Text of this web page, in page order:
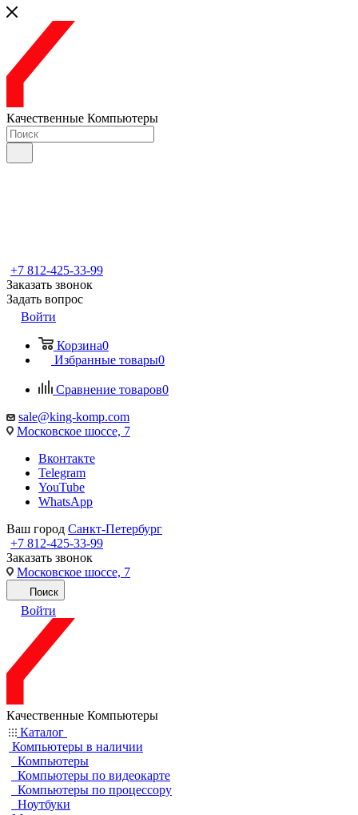
Качественные Компьютеры
+7 812-425-33-99
Заказать звонок
Задать вопрос
Войти
Корзина0
Избранные товары0
Сравнение товаров0
sale@king-komp.com
Московское шоссе, 7
Вконтакте
Telegram
YouTube
WhatsApp
Ваш город Санкт-Петербург
+7 812-425-33-99
Заказать звонок
Московское шоссе, 7
Поиск
Войти
Качественные Компьютеры
Каталог
Компьютеры в наличии
Компьютеры
Компьютеры по видеокарте
Компьютеры по процессору
Ноутбуки